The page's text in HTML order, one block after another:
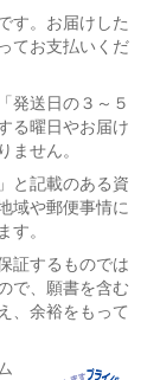
す。お届けした
てお支払いくだ
発送日の３～５
る曜日やお届け
ません。
と記載のある資
域や郵便事情に
す。
証するものでは
で、願書を含む
、余裕をもって